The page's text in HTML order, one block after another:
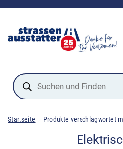
Products
search
Startseite Produkte verschlagwortet